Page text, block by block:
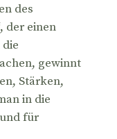
des
der einen
gewinnt
Stärken,
in die
für